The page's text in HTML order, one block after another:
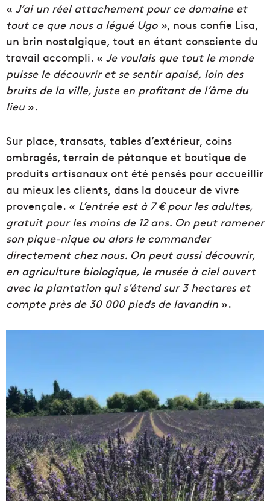
« J’ai un réel attachement pour ce domaine et
tout ce que nous a légué Ugo », nous confie Lisa,
un brin nostalgique, tout en étant consciente du
travail accompli. « Je voulais que tout le monde
puisse le découvrir et se sentir apaisé, loin des
bruits de la ville, juste en profitant de l’âme du
lieu ».
Sur place, transats, tables d’extérieur, coins
ombragés, terrain de pétanque et boutique de
produits artisanaux ont été pensés pour accueillir
au mieux les clients, dans la douceur de vivre
provençale. « L’entrée est à 7 € pour les adultes,
gratuit pour les moins de 12 ans. On peut ramener
son pique-nique ou alors le commander
directement chez nous. On peut aussi découvrir,
en agriculture biologique, le musée à ciel ouvert
avec la plantation qui s’étend sur 3 hectares et
compte près de 30 000 pieds de lavandin ».